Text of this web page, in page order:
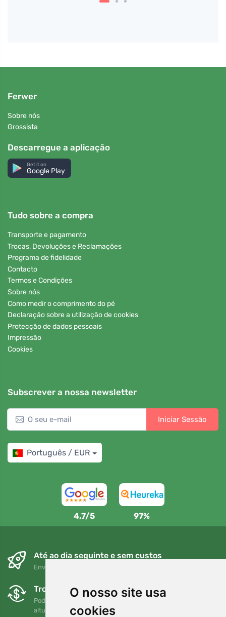
O nosso site usa
cookies
Ferwer
Sobre nós
Grossista
Descarregue a aplicação
Get it on
Google Play
Tudo sobre a compra
Transporte e pagamento
Trocas, Devoluções e Reclamações
Programa de fidelidade
Contacto
Termos e Condições
Sobre nós
Como medir o comprimento do pé
Declaração sobre a utilização de cookies
Protecção de dados pessoais
Impressão
Cookies
Subscrever a nossa newsletter
Iniciar Sessão
Português / EUR
4,7/5 97%
Até ao dia seguinte e sem custos
Envio gratuito para encomendas superiores a 80 EUR
Trocas e devoluções gratuitas
Pode devolver ou trocar a sua encomenda em qualquer
altura no prazo de 90 dias